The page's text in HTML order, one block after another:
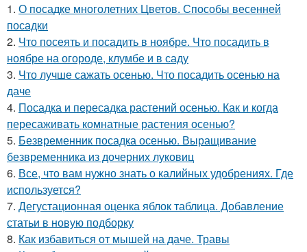
1. О посадке многолетних Цветов. Способы весенней
посадки
2. Что посеять и посадить в ноябре. Что посадить в
ноябре на огороде, клумбе и в саду
3. Что лучше сажать осенью. Что посадить осенью на
даче
4. Посадка и пересадка растений осенью. Как и когда
пересаживать комнатные растения осенью?
5. Безвременник посадка осенью. Выращивание
безвременника из дочерних луковиц
6. Все, что вам нужно знать о калийных удобрениях. Где
используется?
7. Дегустационная оценка яблок таблица. Добавление
статьи в новую подборку
8. Как избавиться от мышей на даче. Травы